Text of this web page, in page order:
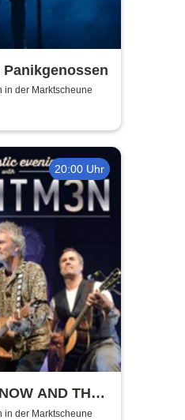
Panikgenossen
in der Marktscheune
20:00 Uhr
AND TH3N
in der Marktscheune